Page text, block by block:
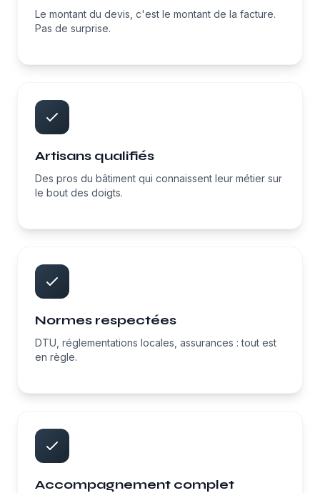
Le montant du devis, c'est le montant de la facture.
Pas de surprise.
Artisans qualifiés
Des pros du bâtiment qui connaissent leur métier sur
le bout des doigts.
Normes respectées
DTU, réglementations locales, assurances : tout est
en règle.
Accompagnement complet